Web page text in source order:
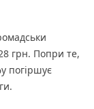
грн. Попри те,
погіршує